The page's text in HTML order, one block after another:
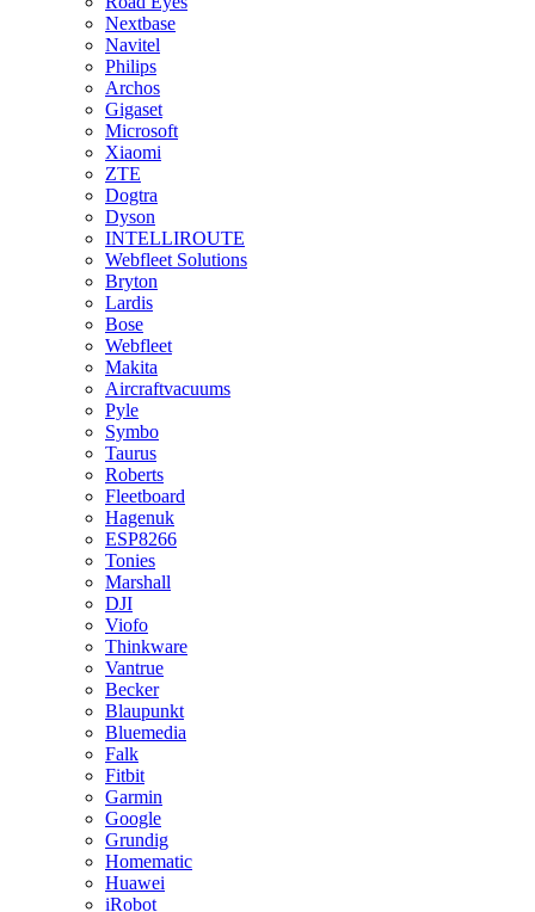
Nextbase
Navitel
Philips
Archos
Gigaset
Microsoft
Xiaomi
ZTE
Dogtra
Dyson
INTELLIROUTE
Webfleet Solutions
Bryton
Lardis
Bose
Webfleet
Makita
Aircraftvacuums
Pyle
Symbo
Taurus
Roberts
Fleetboard
Hagenuk
ESP8266
Tonies
Marshall
DJI
Viofo
Thinkware
Vantrue
Becker
Blaupunkt
Bluemedia
Falk
Fitbit
Garmin
Google
Grundig
Homematic
Huawei
iRobot